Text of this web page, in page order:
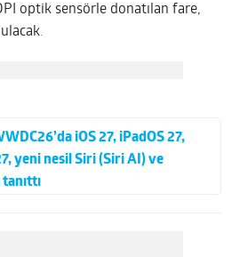
optik sensörle donatılan fare,
.
iOS 27, iPadOS 27,
yeni nesil Siri (Siri AI) ve
tanıttı